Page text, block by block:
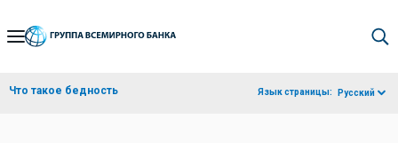
Skip
Navigation
Что такое бедность Язык страницы: Русский